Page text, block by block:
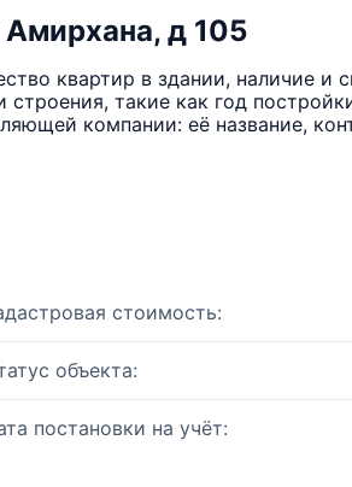
Амирхана, д 105
квартир в здании, наличие и
такие как год
компании: её название,
стоимость:
объекта:
постановки на учёт: